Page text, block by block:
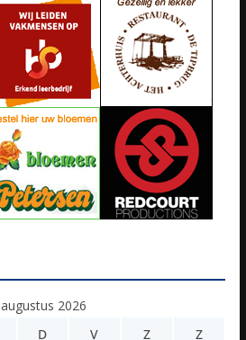
augustus 2026
D V Z Z